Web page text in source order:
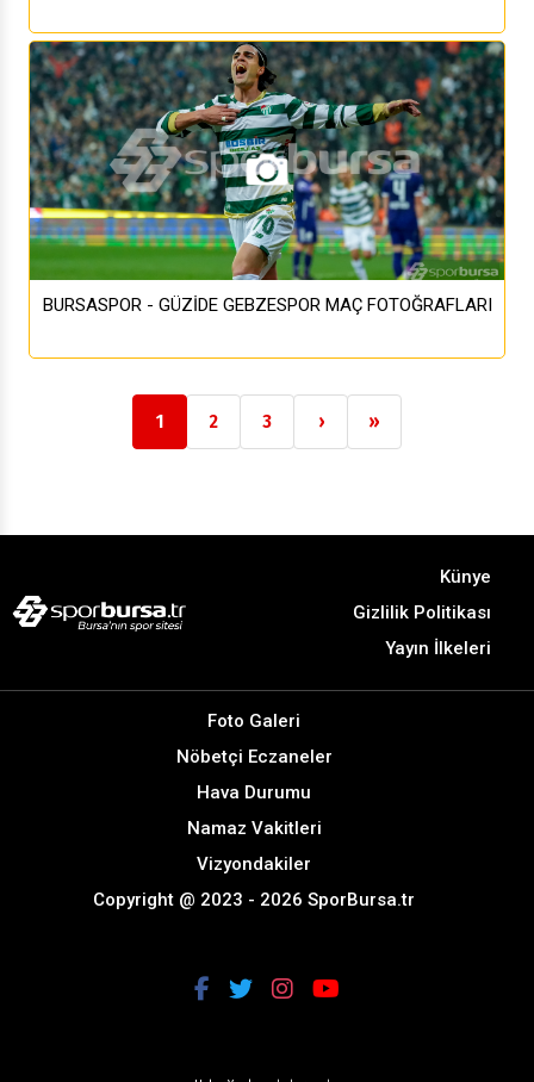
BURSASPOR - GÜZİDE GEBZESPOR MAÇ FOTOĞRAFLARI
1 2 3 › »
Künye
Gizlilik Politikası
Yayın İlkeleri
Foto Galeri
Nöbetçi Eczaneler
Hava Durumu
Namaz Vakitleri
Vizyondakiler
Copyright @ 2023 - 2026 SporBursa.tr